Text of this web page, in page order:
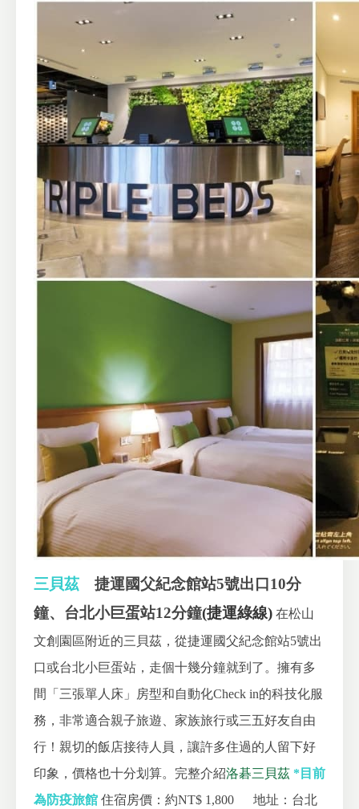
三貝茲 捷運國父紀念館站5號出口10分
鐘、台北小巨蛋站12分鐘(捷運綠線) 在松山
文創園區附近的三貝茲，從捷運國父紀念館站5號出
口或台北小巨蛋站，走個十幾分鐘就到了。擁有多
間「三張單人床」房型和自動化Check in的科技化服
務，非常適合親子旅遊、家族旅行或三五好友自由
行！親切的飯店接待人員，讓許多住過的人留下好
印象，價格也十分划算。完整介紹洛碁三貝茲 *目前
為防疫旅館 住宿房價：約NT$ 1,800
地址：台北